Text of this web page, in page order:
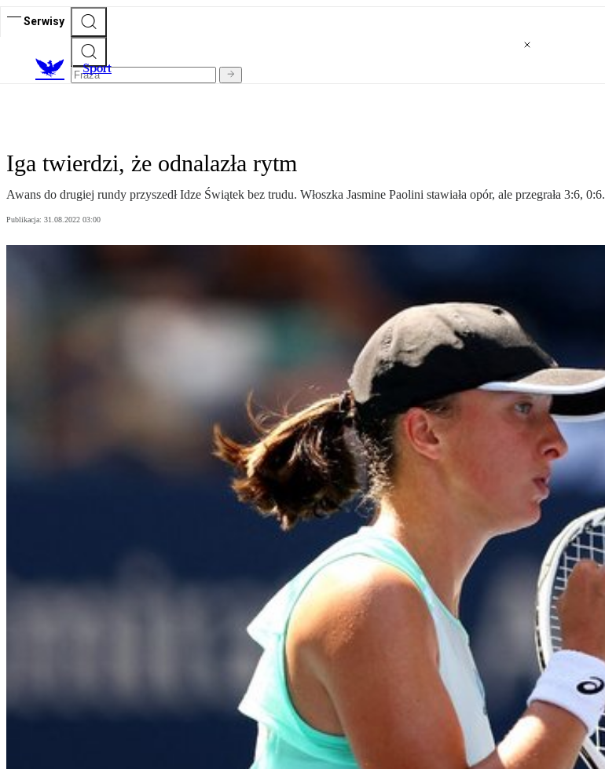
Serwisy
Sport
Iga twierdzi, że odnalazła rytm
Awans do drugiej rundy przyszedł Idze Świątek bez trudu. Włoszka Jasmine Paolini stawiała opór, ale przegrała 3:6, 0:6.
Publikacja: 31.08.2022 03:00